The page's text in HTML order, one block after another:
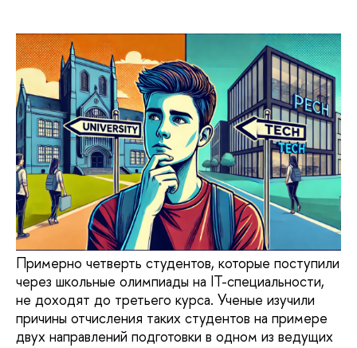
Примерно четверть студентов, которые поступили
через школьные олимпиады на IT-специальности,
не доходят до третьего курса. Ученые изучили
причины отчисления таких студентов на примере
двух направлений подготовки в одном из ведущих